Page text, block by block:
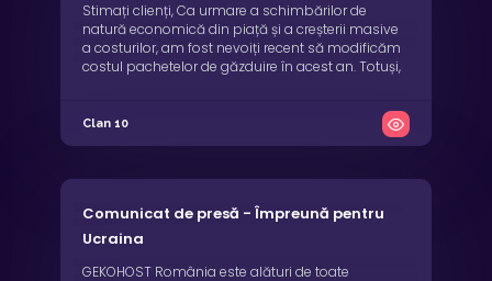
Stimați clienți, Ca urmare a schimbărilor de
natură economică din piață și a creșterii masive
a costurilor, am fost nevoiți recent să modificăm
costul pachetelor de găzduire în acest an. Totuși,
asupra dumneavoastră, începând ...
Clan 10
Comunicat de presă - Împreună pentru
Ucraina
GEKOHOST România este alături de toate